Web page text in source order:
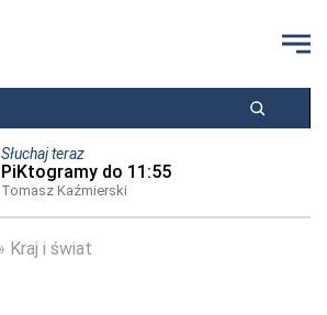
Słuchaj teraz
PiKtogramy do 11:55
Tomasz Kaźmierski
Kraj i świat